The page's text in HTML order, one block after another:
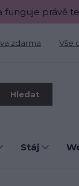
právě
zdarma Vše
Hledat
Stáj